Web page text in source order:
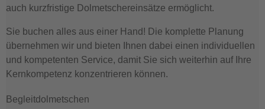
auch kurzfristige Dolmetschereinsätze ermöglicht.
Sie buchen alles aus einer Hand! Die komplette Planung
übernehmen wir und bieten Ihnen dabei einen individuellen
und kompetenten Service, damit Sie sich weiterhin auf Ihre
Kernkompetenz konzentrieren können.
Begleitdolmetschen